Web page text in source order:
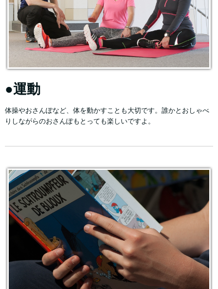
●運動
体操やおさんぽなど、体を動かすことも大切です。誰かとおしゃべ
りしながらのおさんぽもとっても楽しいですよ。